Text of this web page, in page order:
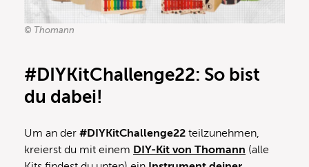
© Thomann
#DIYKitChallenge22: So bist
du dabei!
Um an der #DIYKitChallenge22 teilzunehmen,
kreierst du mit einem DIY-Kit von Thomann (alle